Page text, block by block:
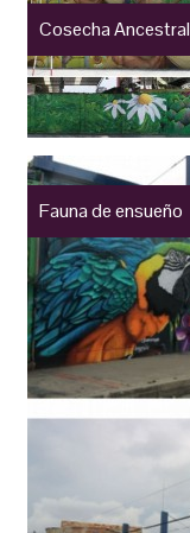
Cosecha Ancestral
Fauna de ensueño